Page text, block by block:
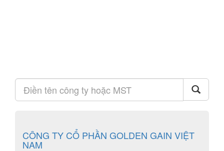
CÔNG TY CỔ PHẦN GOLDEN GAIN VIỆT
NAM